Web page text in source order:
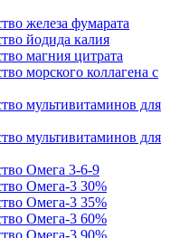
железа фумарата
йодида калия
магния цитрата
морского коллагена с
мультивитаминов для
мультивитаминов для
Омега 3-6-9
Омега-3 30%
Омега-3 35%
Омега-3 60%
Омега-3 90%